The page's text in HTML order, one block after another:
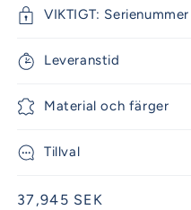
VIKTIGT: Serienummer
Leveranstid
Material och färger
Tillval
Ordinarie
37,945 SEK